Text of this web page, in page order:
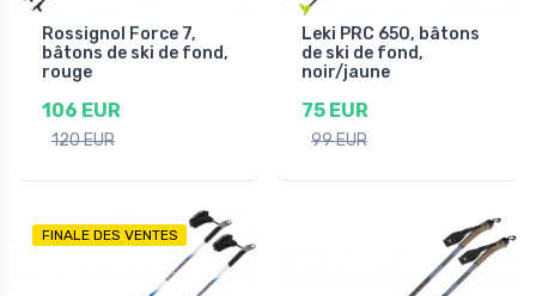
Rossignol Force 7,
bâtons de ski de fond,
rouge
106 EUR
120 EUR
Leki PRC 650, bâtons
de ski de fond,
noir/jaune
75 EUR
99 EUR
FINALE DES VENTES